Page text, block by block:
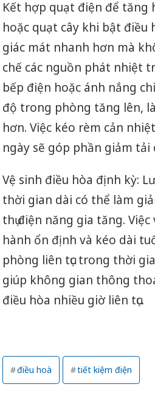
Kết hợp quạt điện để tăng
hoặc quạt cây khi bật
giác mát nhanh hơn mà
chế các nguồn phát nhiệt
bếp điện hoặc ánh nắng
độ trong phòng tăng lên,
hơn. Việc kéo rèm cản
ngày sẽ góp phần giảm
Vệ sinh điều hòa định kỳ:
thời gian dài có thể làm
thụ điện năng gia tăng.
hành ổn định và kéo dài
phòng liên tục trong thời
giúp không gian thông
điều hòa nhiều giờ liên tục.
điều hoà tiết kiệm điện